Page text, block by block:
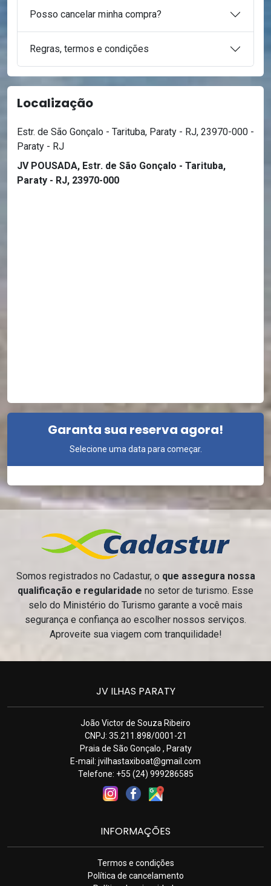
Posso cancelar minha compra?
Regras, termos e condições
Localização
Estr. de São Gonçalo - Tarituba, Paraty - RJ, 23970-000 -
Paraty - RJ
JV POUSADA, Estr. de São Gonçalo - Tarituba,
Paraty - RJ, 23970-000
Garanta sua reserva agora!
Selecione uma data para começar.
Somos registrados no Cadastur, o que assegura nossa
qualificação e regularidade no setor de turismo. Esse
selo do Ministério do Turismo garante a você mais
segurança e confiança ao escolher nossos serviços.
Aproveite sua viagem com tranquilidade!
JV ILHAS PARATY
João Victor de Souza Ribeiro
CNPJ: 35.211.898/0001-21
Praia de São Gonçalo , Paraty
E-mail: jvilhastaxiboat@gmail.com
Telefone: +55 (24) 999286585
INFORMAÇÕES
Termos e condições
Política de cancelamento